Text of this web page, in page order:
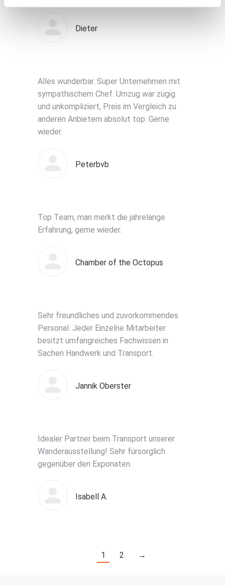
Dieter
Alles wunderbar. Super Unternehmen mit
sympathischem Chef. Umzug war zügig
und unkompliziert, Preis im Vergleich zu
anderen Anbietern absolut top. Gerne
wieder.
Peterbvb
Top Team, man merkt die jahrelange
Erfahrung, gerne wieder.
Chamber of the Octopus
Sehr freundliches und zuvorkommendes
Personal. Jeder Einzelne Mitarbeiter
besitzt umfangreiches Fachwissen in
Sachen Handwerk und Transport.
Jannik Oberster
Idealer Partner beim Transport unserer
Wanderausstellung! Sehr fürsorglich
gegenüber den Exponaten.
Isabell A.
1 2 →